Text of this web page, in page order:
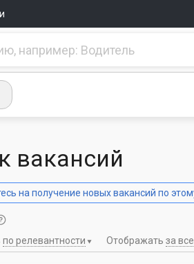
вакансий
на получение новых вакансий по
по релевантности Отображать за